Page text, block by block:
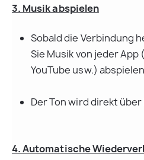
3. Musik abspielen
Sobald die Verbindung
Sie Musik von jeder App
YouTube usw.)
Der Ton wird direkt über
4. Automatische